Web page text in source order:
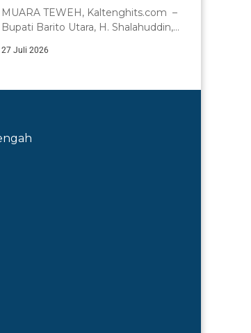
MUARA TEWEH, Kaltenghits.com –
Bupati Barito Utara, H. Shalahuddin,
27 Juli 2026